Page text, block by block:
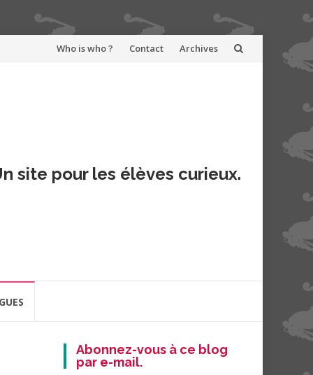
Aller
Who is who ? Contact Archives
site pour les élèves curieux.
Abonnez-vous à ce blog
par e-mail.